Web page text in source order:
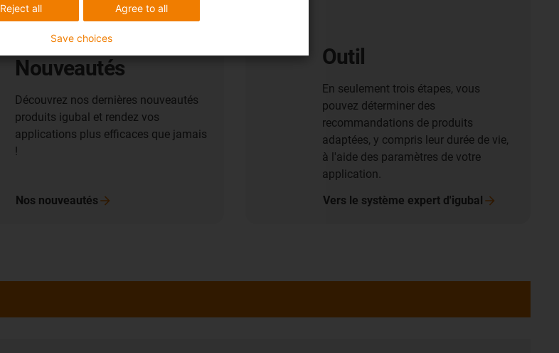
Nouveautés
Découvrez nos dernières nouveautés
produits igubal et rendez vos
applications plus efficaces que jamais
!
Nos nouveautés
Outil
En seulement trois étapes, vous
pouvez déterminer des
recommandations de produits
adaptées, y compris leur durée de vie,
à l'aide des paramètres de votre
application.
Vers le système expert d'igubal
Agree to all
Reject all
Save choices